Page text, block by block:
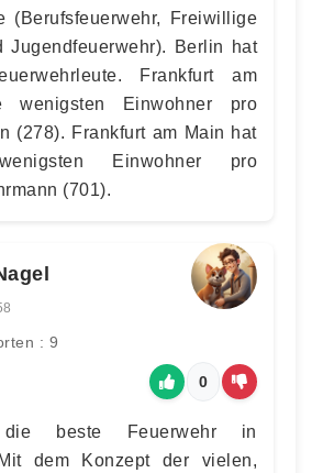
(Berufsfeuerwehr, Freiwillige
Jugendfeuerwehr). Berlin hat
Frankfurt am
Einwohner pro
(278). Frankfurt am Main hat
Einwohner pro
(701).
: 9
0
beste Feuerwehr in
dem Konzept der vielen,